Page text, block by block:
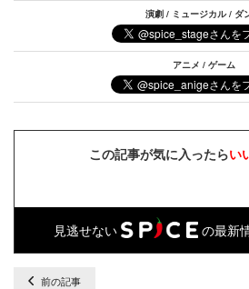
演劇 / ミュージカル / ダ
アニメ / ゲーム
この記事が気に入ったらい
見逃せない の最新
前の記事